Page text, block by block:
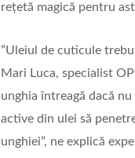
rețetă magică pentru
”Uleiul de cuticule
Mari Luca, specialist
unghia întreagă dacă
active din ulei să
unghiei”, ne explică